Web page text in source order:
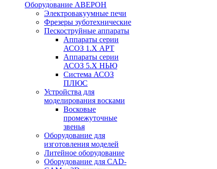
Оборудование АВЕРОН
Электровакуумные печи
Фрезеры зуботехнические
Пескоструйные аппараты
Аппараты серии
АСОЗ 1.Х АРТ
Аппараты серии
АСОЗ 5.Х НЬЮ
Система АСОЗ
ПЛЮС
Устройства для
моделирования восками
Восковые
промежуточные
звенья
Оборудование для
изготовления моделей
Литейное оборудование
Оборудование для CAD-